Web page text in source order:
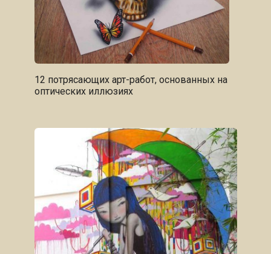
12 потрясающих арт-работ, основанных на
оптических иллюзиях